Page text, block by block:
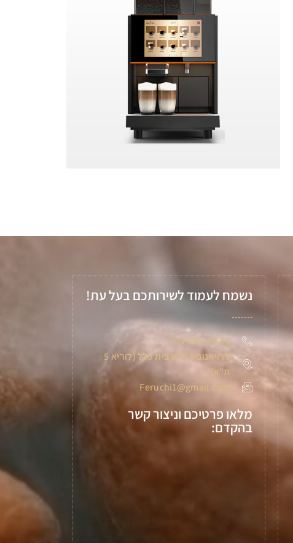
נשמח לעמוד לשירותכם בעל עת!
074-769-14-00
דרויאנוב 5 ת"א בית כלל (לוריא 5
ת"א)
Feruchi1@gmail.com
מלאו פרטיכם וניצור קשר
בהקדם: